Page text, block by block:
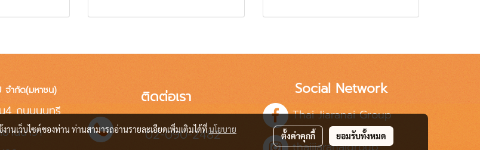
จำกัด(มหาชน)
4 ถนนนนทรี
านนาวา
ติดต่อเรา
02-090-2482
Social Network
Thai Jiaranai Group
นเว็บไซต์ของท่าน ท่านสามารถอ่านรายละเอียดเพิ่มเติมได้ที่นโยบาย
ตั้งค่าคุกกี้ ยอมรับทั้งหมด